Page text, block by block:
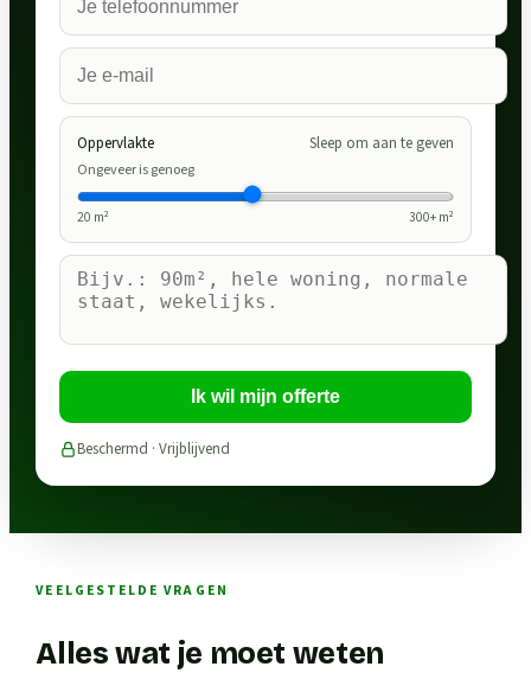
Oppervlakte Sleep om aan te geven
Ongeveer is genoeg
20 m² 300+ m²
Ik wil mijn offerte
Beschermd · Vrijblijvend
VEELGESTELDE VRAGEN
Alles wat je moet weten